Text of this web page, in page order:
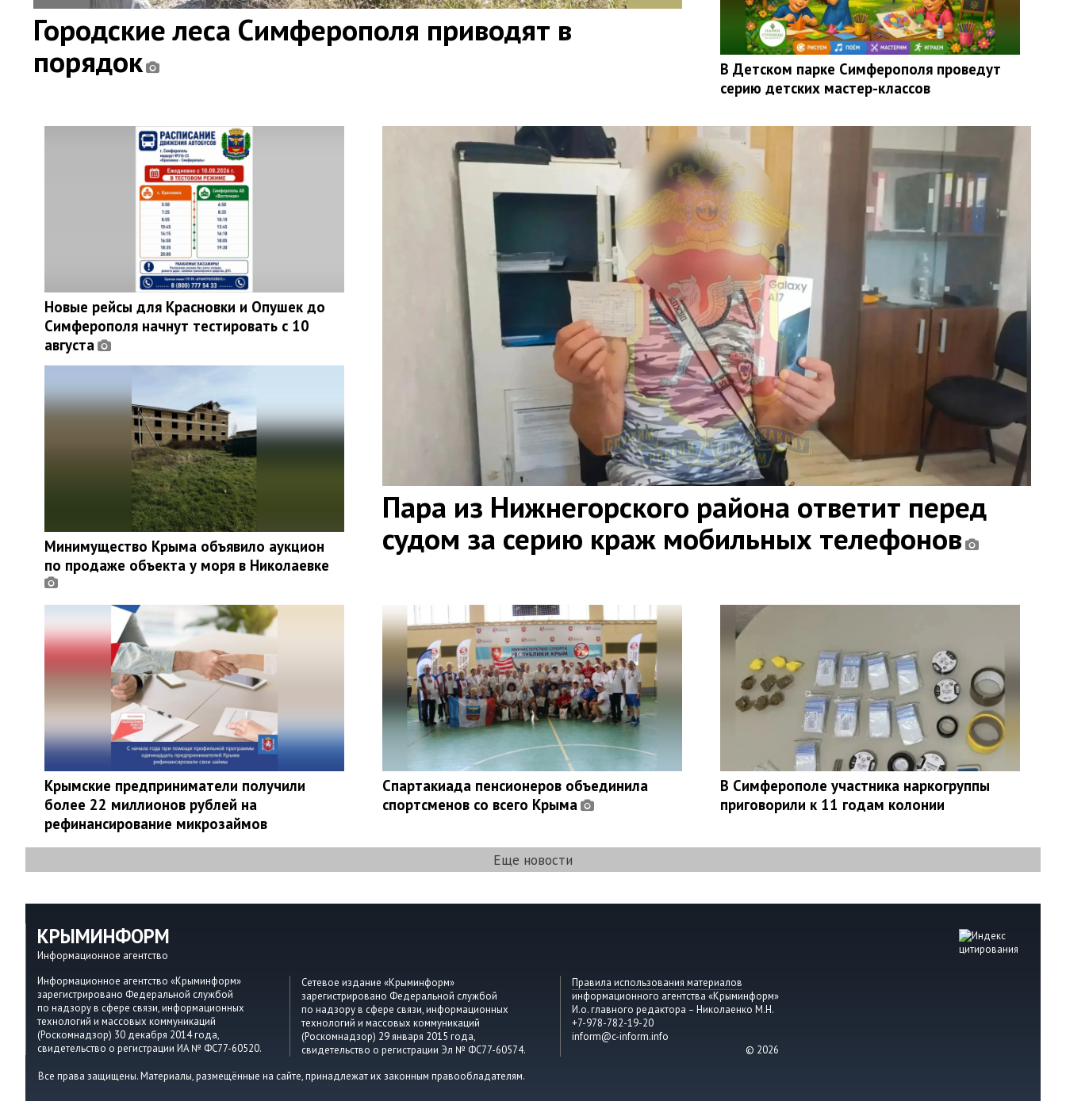
Городские леса Симферополя приводят в
порядок
В Детском парке Симферополя проведут
серию детских мастер-классов
Пара из Нижнегорского района ответит перед
судом за серию краж мобильных телефонов
Новые рейсы для Красновки и Опушек до
Симферополя начнут тестировать с 10
августа
Минимущество Крыма объявило аукцион
по продаже объекта у моря в Николаевке
Крымские предприниматели получили
более 22 миллионов рублей на
рефинансирование микрозаймов
Спартакиада пенсионеров объединила
спортсменов со всего Крыма
В Симферополе участника наркогруппы
приговорили к 11 годам колонии
Еще новости
КРЫМИНФОРМ
Информационное агентство
Информационное агентство «Крыминформ»
зарегистрировано Федеральной службой
по надзору в сфере связи, информационных
технологий и массовых коммуникаций
(Роскомнадзор) 30 декабря 2014 года,
свидетельство о регистрации ИА № ФС77-60520.
Сетевое издание «Крыминформ»
зарегистрировано Федеральной службой
по надзору в сфере связи, информационных
технологий и массовых коммуникаций
(Роскомнадзор) 29 января 2015 года,
свидетельство о регистрации Эл № ФС77-60574.
Правила использования материалов
информационного агентства «Крыминформ»
И.о. главного редактора – Николаенко М.Н.
+7-978-782-19-20
inform@c-inform.info
© 2026
Все права защищены. Материалы, размещённые на сайте, принадлежат их законным правообладателям.